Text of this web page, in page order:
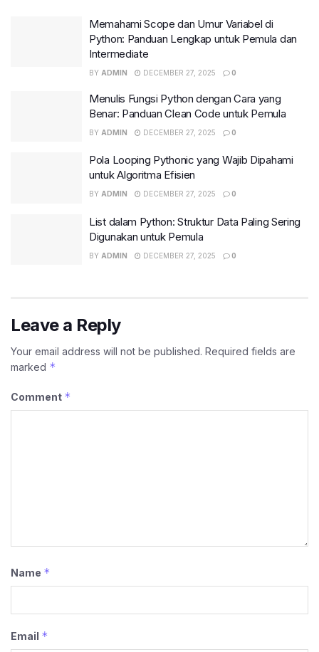
Memahami Scope dan Umur Variabel di
Python: Panduan Lengkap untuk Pemula dan
Intermediate
BY ADMIN DECEMBER 27, 2025 0
Menulis Fungsi Python dengan Cara yang
Benar: Panduan Clean Code untuk Pemula
BY ADMIN DECEMBER 27, 2025 0
Pola Looping Pythonic yang Wajib Dipahami
untuk Algoritma Efisien
BY ADMIN DECEMBER 27, 2025 0
List dalam Python: Struktur Data Paling Sering
Digunakan untuk Pemula
BY ADMIN DECEMBER 27, 2025 0
Leave a Reply
Your email address will not be published. Required fields are
marked *
Comment *
Name *
Email *